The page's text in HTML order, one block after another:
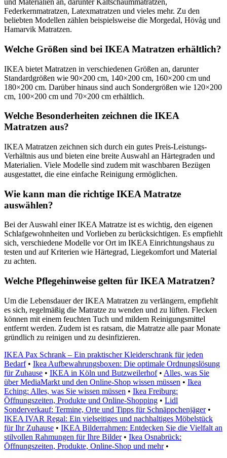
und Materialien an, darunter Kaltschaummatratzen,
Federkernmatratzen, Latexmatratzen und vieles mehr. Zu den
beliebten Modellen zählen beispielsweise die Morgedal, Hövåg und
Hamarvik Matratzen.
Welche Größen sind bei IKEA Matratzen erhältlich?
IKEA bietet Matratzen in verschiedenen Größen an, darunter
Standardgrößen wie 90×200 cm, 140×200 cm, 160×200 cm und
180×200 cm. Darüber hinaus sind auch Sondergrößen wie 120×200
cm, 100×200 cm und 70×200 cm erhältlich.
Welche Besonderheiten zeichnen die IKEA
Matratzen aus?
IKEA Matratzen zeichnen sich durch ein gutes Preis-Leistungs-
Verhältnis aus und bieten eine breite Auswahl an Härtegraden und
Materialien. Viele Modelle sind zudem mit waschbaren Bezügen
ausgestattet, die eine einfache Reinigung ermöglichen.
Wie kann man die richtige IKEA Matratze
auswählen?
Bei der Auswahl einer IKEA Matratze ist es wichtig, den eigenen
Schlafgewohnheiten und Vorlieben zu berücksichtigen. Es empfiehlt
sich, verschiedene Modelle vor Ort im IKEA Einrichtungshaus zu
testen und auf Kriterien wie Härtegrad, Liegekomfort und Material
zu achten.
Welche Pflegehinweise gelten für IKEA Matratzen?
Um die Lebensdauer der IKEA Matratzen zu verlängern, empfiehlt
es sich, regelmäßig die Matratze zu wenden und zu lüften. Flecken
können mit einem feuchten Tuch und mildem Reinigungsmittel
entfernt werden. Zudem ist es ratsam, die Matratze alle paar Monate
gründlich zu reinigen und zu desinfizieren.
IKEA Pax Schrank – Ein praktischer Kleiderschrank für jeden
Bedarf• Ikea Aufbewahrungsboxen: Die optimale Ordnungslösung
für Zuhause • IKEA in Köln und Butzweilerhof• Alles, was Sie
über MediaMarkt und den Online-Shop wissen müssen • Ikea
Eching: Alles, was Sie wissen müssen • Ikea Freiburg:
Öffnungszeiten, Produkte und Online-Shopping • Lidl
Sonderverkauf: Termine, Orte und Tipps für Schnäppchenjäger•
IKEA IVAR Regal: Ein vielseitiges und nachhaltiges Möbelstück
für Ihr Zuhause • IKEA Bilderrahmen: Entdecken Sie die Vielfalt an
stilvollen Rahmungen für Ihre Bilder• Ikea Osnabrück:
Öffnungszeiten, Produkte, Online-Shop und mehr•